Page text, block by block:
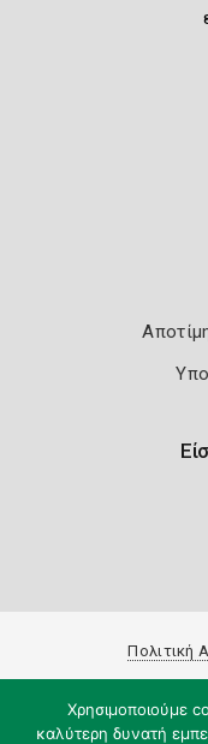
Πολιτική
Χρησιμοποιούμε
καλύτερη δυνατή